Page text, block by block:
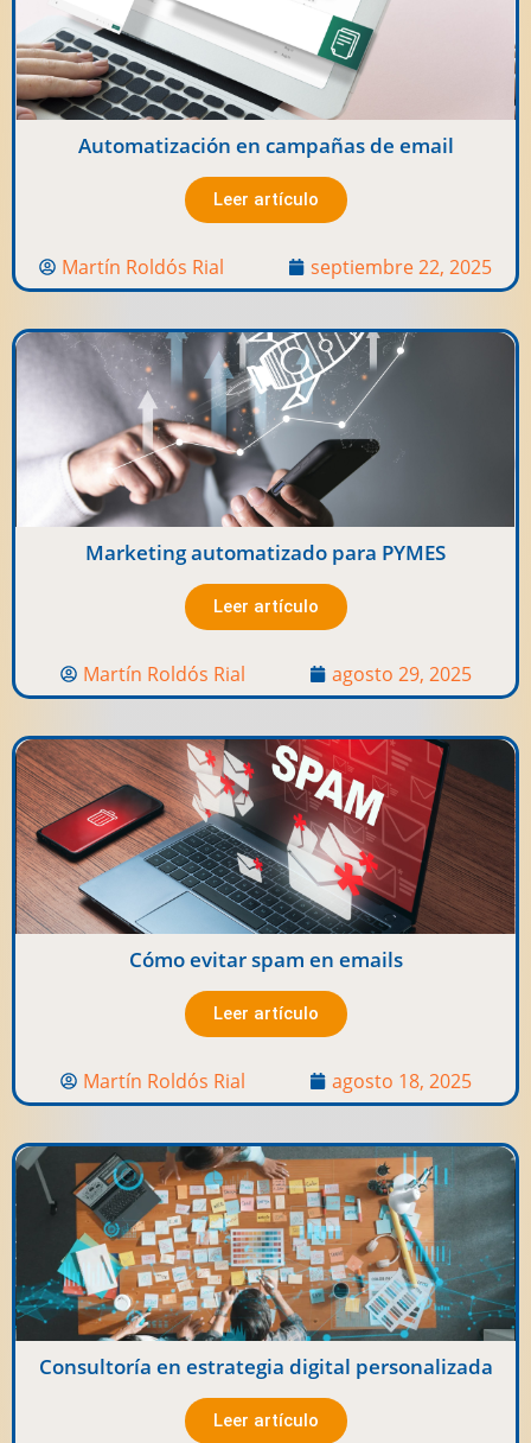
Automatización en campañas de email
Leer artículo
Martín Roldós Rial septiembre 22, 2025
Marketing automatizado para PYMES
Leer artículo
Martín Roldós Rial agosto 29, 2025
Cómo evitar spam en emails
Leer artículo
Martín Roldós Rial agosto 18, 2025
Consultoría en estrategia digital personalizada
Leer artículo